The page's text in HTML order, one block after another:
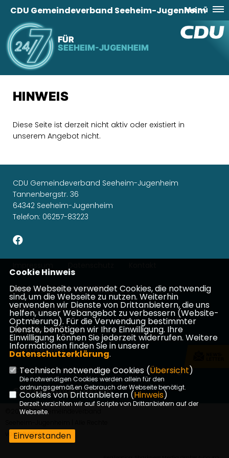
FÜR
SEEHEIM-JUGENHEIM
CDU Gemeindeverband Seeheim-Jugenheim
Menü
HINWEIS
Diese Seite ist derzeit nicht aktiv oder existiert in
unserem Angebot nicht.
CDU Gemeindeverband Seeheim-Jugenheim
Tannenbergstr. 36
64342 Seeheim-Jugenheim
Telefon: 06257-83223
Michael Gahler, MdEP
Patricia Lips, MdB
Ina Dürr, MdL
CDU Hessen
CDU Kreisverband Darmstadt-Dieburg
CDU Kreistagsfraktion
©2026 CDU Gemeindeverband
vorbehalten.
Cookie Hinweis
Diese Webseite verwendet Cookies, die notwendig
sind, um die Webseite zu nutzen. Weiterhin
verwenden wir Dienste von Drittanbietern, die uns
helfen, unser Webangebot zu verbessern (Website-
Optmierung). Für die Verwendung bestimmter
Dienste, benötigen wir Ihre Einwilligung. Ihre
Einwilligung können Sie jederzeit widerrufen. Weitere
Informationen finden Sie in unserer
Datenschutzerklärung.
Technisch notwendige Cookies (Übersicht)
Die notwendigen Cookies werden allein für den
ordnungsgemäßen Gebrauch der Webseite benötigt.
Cookies von Drittanbietern (Hinweis)
Derzeit verzichten wir auf Scripte von Drittanbietern auf der
Webseite.
Einverstanden